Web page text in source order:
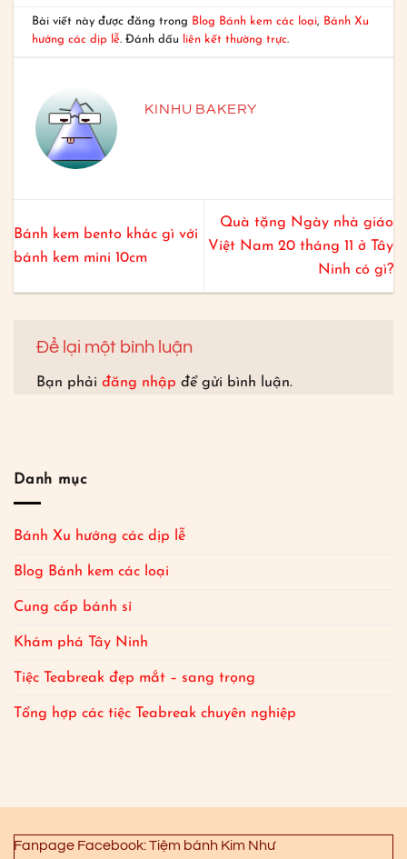
Bài viết này được đăng trong Blog Bánh kem các loại, Bánh Xu
hướng các dịp lễ. Đánh dấu liên kết thường trực.
KINHU BAKERY
Bánh kem bento khác gì với
bánh kem mini 10cm
Quà tặng Ngày nhà giáo
Việt Nam 20 tháng 11 ở Tây
Ninh có gì?
Để lại một bình luận
Bạn phải đăng nhập để gửi bình luận.
Danh mục
Bánh Xu hướng các dịp lễ
Blog Bánh kem các loại
Cung cấp bánh sỉ
Khám phá Tây Ninh
Tiệc Teabreak đẹp mắt – sang trọng
Tổng hợp các tiệc Teabreak chuyên nghiệp
Fanpage Facebook: Tiệm bánh Kim Như